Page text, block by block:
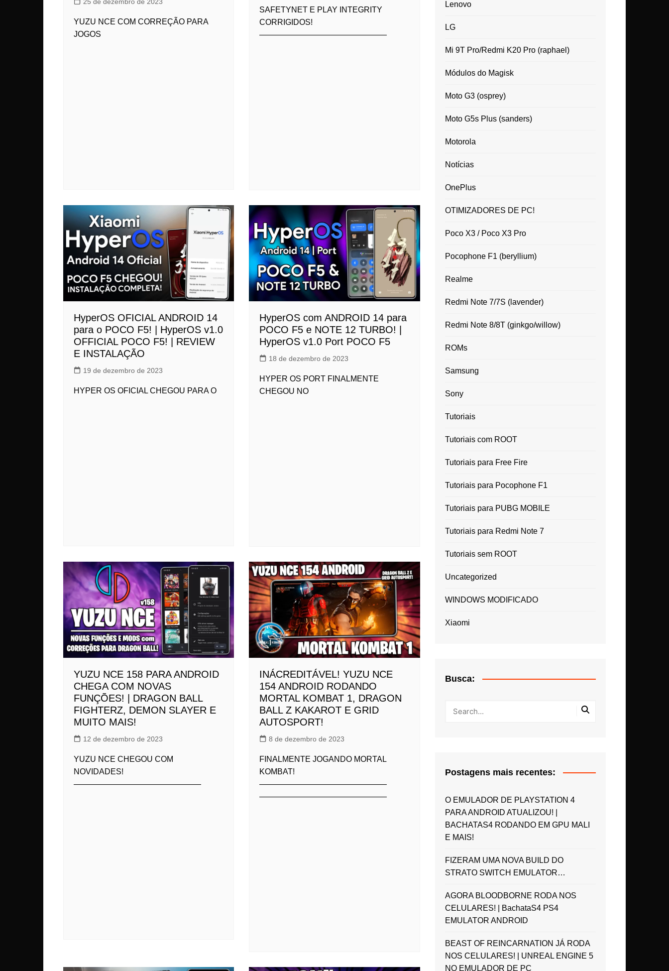
25 de dezembro de 2023
YUZU NCE COM CORREÇÃO PARA
JOGOS
SAFETYNET E PLAY INTEGRITY
CORRIGIDOS!
————————————————
HyperOS OFICIAL ANDROID 14
para o POCO F5! | HyperOS v1.0
OFFICIAL POCO F5! | REVIEW
E INSTALAÇÃO
19 de dezembro de 2023
HYPER OS OFICIAL CHEGOU PARA O
HyperOS com ANDROID 14 para
POCO F5 e NOTE 12 TURBO! |
HyperOS v1.0 Port POCO F5
18 de dezembro de 2023
HYPER OS PORT FINALMENTE
CHEGOU NO
YUZU NCE 158 PARA ANDROID
CHEGA COM NOVAS
FUNÇÕES! | DRAGON BALL
FIGHTERZ, DEMON SLAYER E
MUITO MAIS!
12 de dezembro de 2023
YUZU NCE CHEGOU COM
NOVIDADES!
————————————————
INÁCREDITÁVEL! YUZU NCE
154 ANDROID RODANDO
MORTAL KOMBAT 1, DRAGON
BALL Z KAKAROT E GRID
AUTOSPORT!
8 de dezembro de 2023
FINALMENTE JOGANDO MORTAL
KOMBAT!
————————————————
————————————————
Lenovo
LG
Mi 9T Pro/Redmi K20 Pro (raphael)
Módulos do Magisk
Moto G3 (osprey)
Moto G5s Plus (sanders)
Motorola
Notícias
OnePlus
OTIMIZADORES DE PC!
Poco X3 / Poco X3 Pro
Pocophone F1 (beryllium)
Realme
Redmi Note 7/7S (lavender)
Redmi Note 8/8T (ginkgo/willow)
ROMs
Samsung
Sony
Tutoriais
Tutoriais com ROOT
Tutoriais para Free Fire
Tutoriais para Pocophone F1
Tutoriais para PUBG MOBILE
Tutoriais para Redmi Note 7
Tutoriais sem ROOT
Uncategorized
WINDOWS MODIFICADO
Xiaomi
Busca:
Postagens mais recentes:
O EMULADOR DE PLAYSTATION 4
PARA ANDROID ATUALIZOU! |
BACHATAS4 RODANDO EM GPU MALI
E MAIS!
FIZERAM UMA NOVA BUILD DO
STRATO SWITCH EMULATOR…
AGORA BLOODBORNE RODA NOS
CELULARES! | BachataS4 PS4
EMULATOR ANDROID
BEAST OF REINCARNATION JÁ RODA
NOS CELULARES! | UNREAL ENGINE 5
NO EMULADOR DE PC